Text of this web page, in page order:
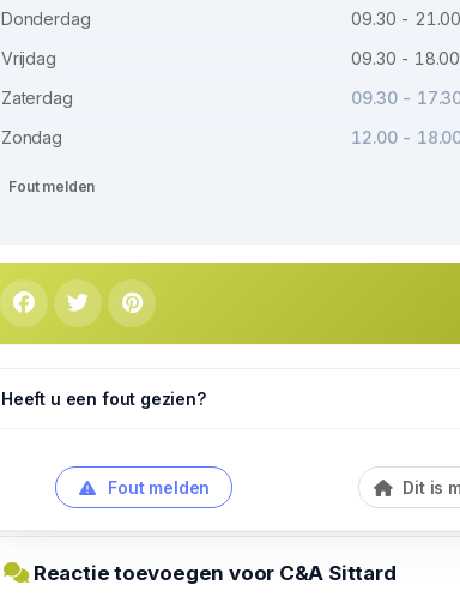
Donderdag
09.30 - 21.00
Vrijdag
09.30 - 18.00
Zaterdag
09.30 -
Zondag
12.00 -
Fout melden
Heeft u een fout gezien?
Fout melden Dit is
Reactie toevoegen voor C&A Sittard